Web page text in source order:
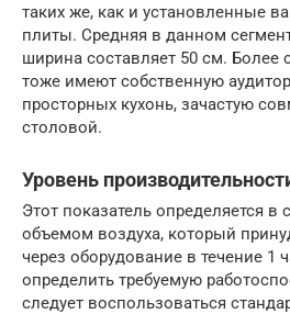
таких же, как и установленные
плиты. Средняя в данном
ширина составляет 50 см. Более
тоже имеют собственную
просторных кухонь, зачастую
столовой.
Уровень
Этот показатель определяется в
объемом воздуха, который
через оборудование в течение 1
определить требуемую
следует воспользоваться